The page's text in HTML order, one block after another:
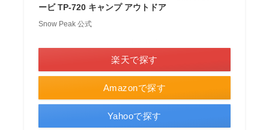
ービ TP-720 キャンプ アウトドア
Snow Peak 公式
Amazonで探す
楽天で探す
Yahooで探す